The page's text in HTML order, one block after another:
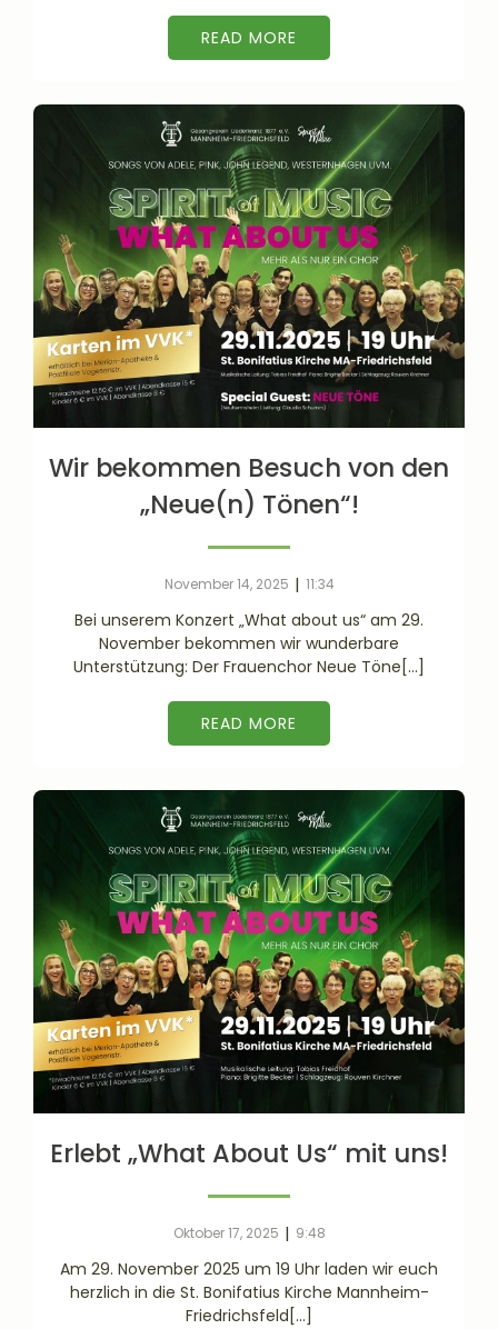
READ MORE
Wir bekommen Besuch von den
„Neue(n) Tönen“!
November 14, 2025 | 11:34
Bei unserem Konzert „What about us“ am 29.
November bekommen wir wunderbare
Unterstützung: Der Frauenchor Neue Töne[…]
READ MORE
Erlebt „What About Us“ mit uns!
Oktober 17, 2025 | 9:48
Am 29. November 2025 um 19 Uhr laden wir euch
herzlich in die St. Bonifatius Kirche Mannheim-
Friedrichsfeld[…]